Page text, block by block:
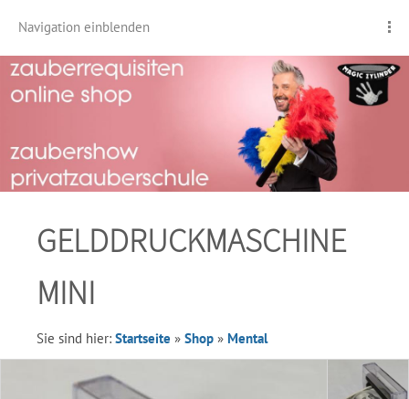
Navigation einblenden
GELDDRUCKMASCHINE
MINI
Sie sind hier: Startseite » Shop » Mental